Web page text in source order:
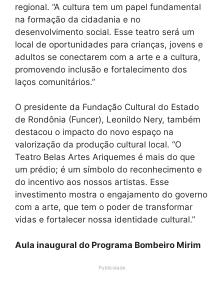
regional. “A cultura tem um papel fundamental
na formação da cidadania e no
desenvolvimento social. Esse teatro será um
local de oportunidades para crianças, jovens e
adultos se conectarem com a arte e a cultura,
promovendo inclusão e fortalecimento dos
laços comunitários.”
O presidente da Fundação Cultural do Estado
de Rondônia (Funcer), Leonildo Nery, também
destacou o impacto do novo espaço na
valorização da produção cultural local. “O
Teatro Belas Artes Ariquemes é mais do que
um prédio; é um símbolo do reconhecimento e
do incentivo aos nossos artistas. Esse
investimento mostra o engajamento do governo
com a arte, que tem o poder de transformar
vidas e fortalecer nossa identidade cultural.”
Aula inaugural do Programa Bombeiro Mirim
Publicidade